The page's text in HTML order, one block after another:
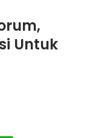
Untuk